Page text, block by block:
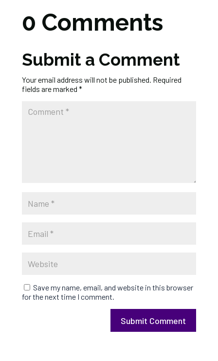
0 Comments
Submit a Comment
Your email address will not be published. Required
fields are marked *
Save my name, email, and website in this browser
for the next time I comment.
Submit Comment